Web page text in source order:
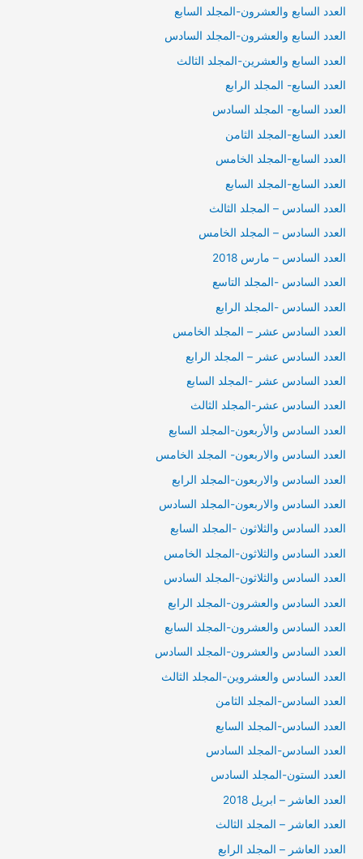
العدد السابع والعشرون-المجلد السابع
العدد السابع والعشرون-المجلد السادس
العدد السابع والعشرين-المجلد الثالث
العدد السابع- المجلد الرابع
العدد السابع- المجلد السادس
العدد السابع-المجلد الثامن
العدد السابع-المجلد الخامس
العدد السابع-المجلد السابع
العدد السادس – المجلد الثالث
العدد السادس – المجلد الخامس
العدد السادس – مارس 2018
العدد السادس -المجلد التاسع
العدد السادس -المجلد الرابع
العدد السادس عشر – المجلد الخامس
العدد السادس عشر – المجلد الرابع
العدد السادس عشر -المجلد السابع
العدد السادس عشر-المجلد الثالث
العدد السادس والأربعون-المجلد السابع
العدد السادس والاربعون- المجلد الخامس
العدد السادس والاربعون-المجلد الرابع
العدد السادس والاربعون-المجلد السادس
العدد السادس والثلاثون -المجلد السابع
العدد السادس والثلاثون-المجلد الخامس
العدد السادس والثلاثون-المجلد السادس
العدد السادس والعشرون-المجلد الرابع
العدد السادس والعشرون-المجلد السابع
العدد السادس والعشرون-المجلد السادس
العدد السادس والعشروين-المجلد الثالث
العدد السادس-المجلد الثامن
العدد السادس-المجلد السابع
العدد السادس-المجلد السادس
العدد الستون-المجلد السادس
العدد العاشر – ابريل 2018
العدد العاشر – المجلد الثالث
العدد العاشر – المجلد الرابع